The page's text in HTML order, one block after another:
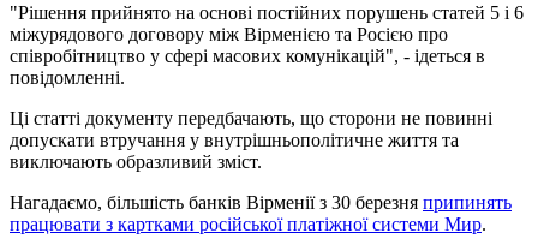
"Рішення прийнято на основі постійних порушень статей 5 і 6
міжурядового договору між Вірменією та Росією про
співробітництво у сфері масових комунікацій", - ідеться в
повідомленні.
Ці статті документу передбачають, що сторони не повинні
допускати втручання у внутрішньополітичне життя та
виключають образливий зміст.
Нагадаємо, більшість банків Вірменії з 30 березня припинять
працювати з картками російської платіжної системи Мир.